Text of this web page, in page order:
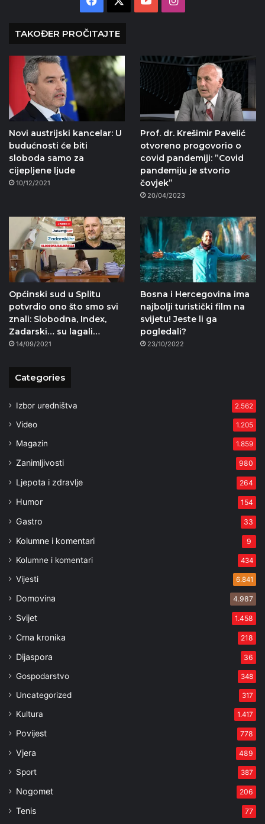
TAKOĐER PROČITAJTE
Novi austrijski kancelar: U
budućnosti će biti
sloboda samo za
cijepljene ljude
10/12/2021
Prof. dr. Krešimir Pavelić
otvoreno progovorio o
covid pandemiji: ”Covid
pandemiju je stvorio
čovjek”
20/04/2023
Općinski sud u Splitu
potvrdio ono što smo svi
znali: Slobodna, Index,
Zadarski… su lagali…
14/09/2021
Bosna i Hercegovina ima
najbolji turistički film na
svijetu! Jeste li ga
pogledali?
23/10/2022
Categories
Izbor uredništva 2.562
Video 1.205
Magazin 1.859
Zanimljivosti 980
Ljepota i zdravlje 264
Humor 154
Gastro 33
Kolumne i komentari 9
Kolumne i komentari 434
Vijesti 6.841
Domovina 4.987
Svijet 1.458
Crna kronika 218
Dijaspora 36
Gospodarstvo 348
Uncategorized 317
Kultura 1.417
Povijest 778
Vjera 489
Sport 387
Nogomet 206
Tenis 77